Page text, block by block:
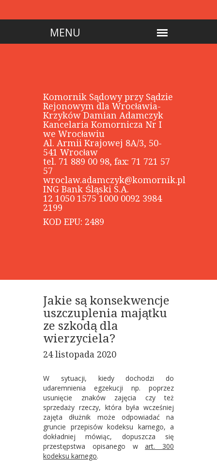
Komornik Sądowy przy Sądzie
Rejonowym dla Wrocławia-
Krzyków Damian Adamczyk
Kancelaria Komornicza Nr I
we Wrocławiu
Al. Armii Krajowej 8A/3, 50-
541 Wrocław
tel. 71 889 00 98, fax: 71 721 57
57
wroclaw.adamczyk@komornik.pl
ING Bank Śląski S.A.
12 1050 1575 1000 0092 3984
2199
KOD EPU: 2489
Jakie są konsekwencje
uszczuplenia majątku
ze szkodą dla
wierzyciela?
24 listopada 2020
W sytuacji, kiedy dochodzi do
udaremnienia egzekucji np. poprzez
usunięcie znaków zajęcia czy też
sprzedaży rzeczy, która była wcześniej
zajęta dłużnik może odpowiadać na
gruncie przepisów kodeksu karnego, a
dokładniej mówiąc, dopuszcza się
przestępstwa opisanego wart. 300
kodeksu karnego.